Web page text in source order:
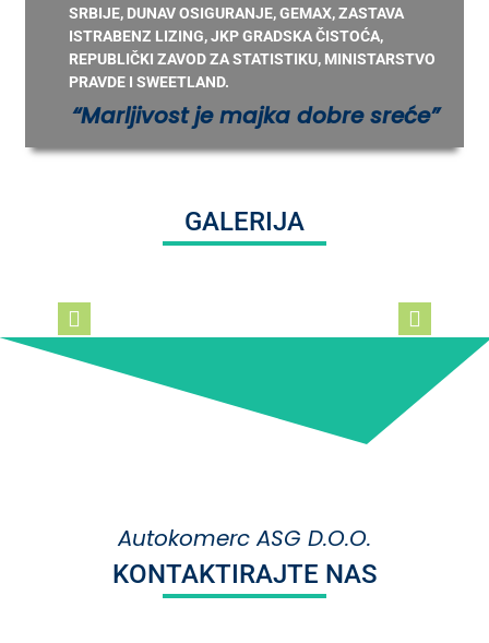
SRBIJE, DUNAV OSIGURANJE, GEMAX, ZASTAVA
ISTRABENZ LIZING, JKP GRADSKA ČISTOĆA,
REPUBLIČKI ZAVOD ZA STATISTIKU, MINISTARSTVO
PRAVDE I SWEETLAND.
“Marljivost je majka dobre sreće”
GALERIJA
Autokomerc ASG D.O.O.
KONTAKTIRAJTE NAS